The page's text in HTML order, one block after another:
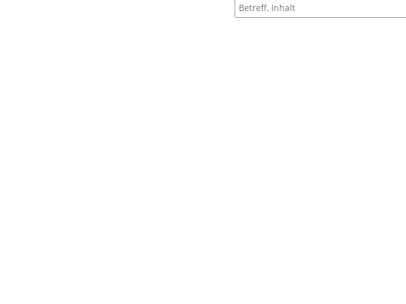
Suche nach Meldungen und Kommentaren